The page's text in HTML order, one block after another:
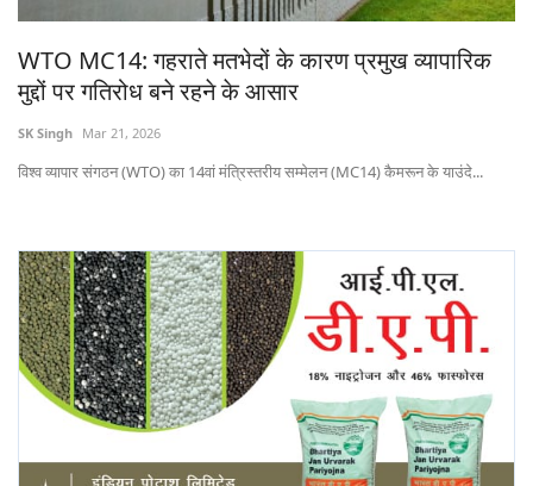
Events
Agribusiness
Cooperatives
International
Rural Dialogue
Ground Report
Rural Connect
WTO MC14: गहराते मतभेदों के कारण प्रमुख व्यापारिक
मुद्दों पर गतिरोध बने रहने के आसार
SK Singh Mar 21, 2026
विश्व व्यापार संगठन (WTO) का 14वां मंत्रिस्तरीय सम्मेलन (MC14) कैमरून के याउंदे...